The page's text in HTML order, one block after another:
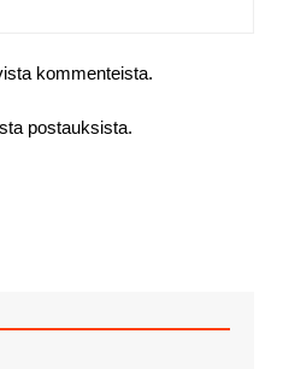
kommenteista.
postauksista.